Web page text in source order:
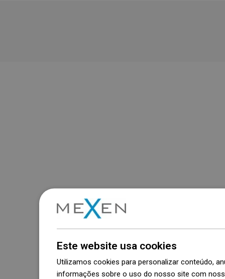
Este website usa cookies
Utilizamos cookies para personalizar conteúdo,
informações sobre o uso do nosso site com